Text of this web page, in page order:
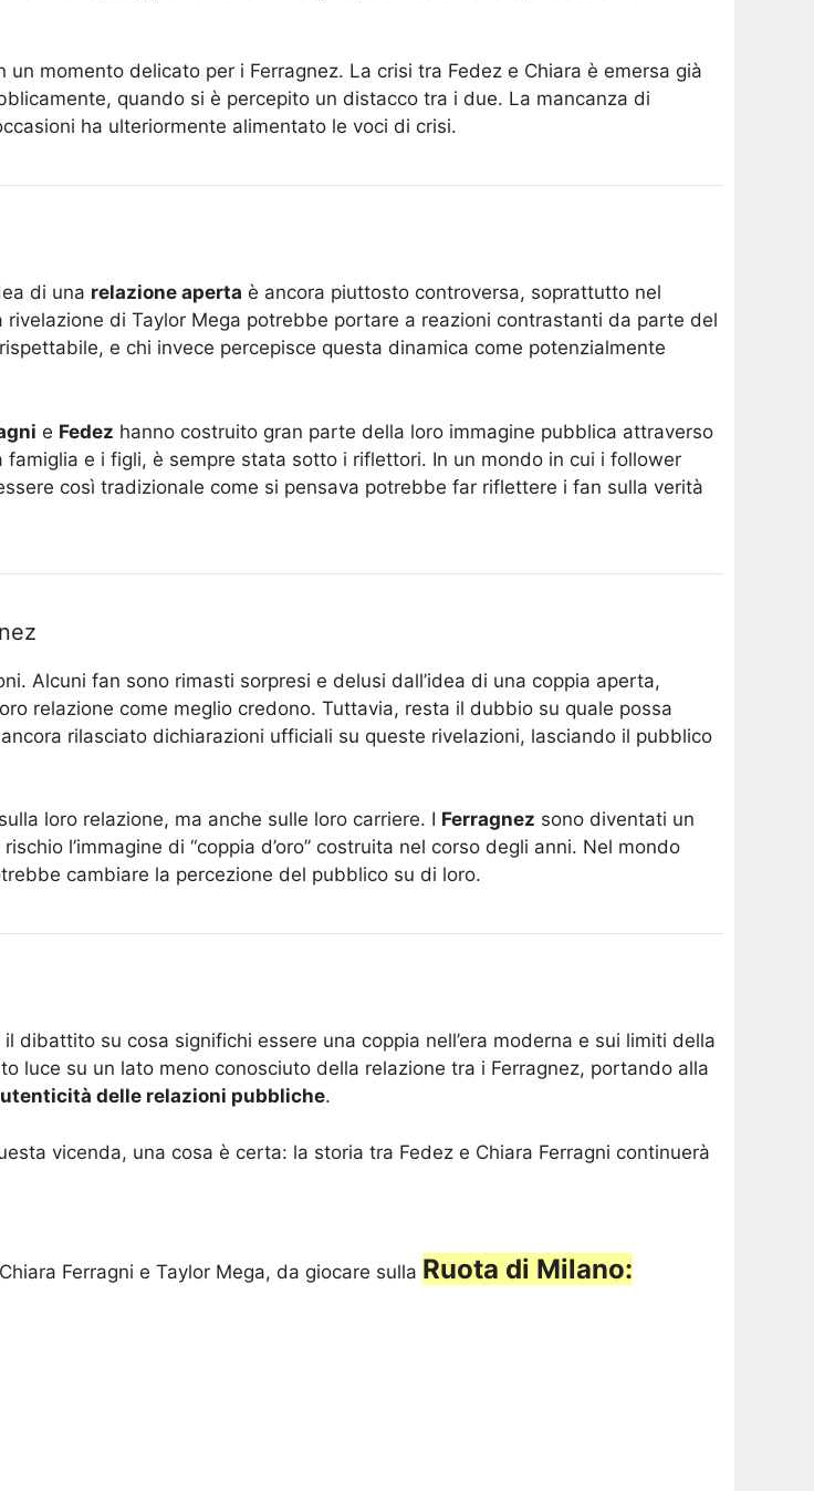
momento delicato per i Ferragnez. La crisi tra Fedez e Chiara è emersa già
quando si è percepito un distacco tra i due. La mancanza di
ha ulteriormente alimentato le voci di crisi.
di una relazione aperta è ancora piuttosto controversa, soprattutto nel
di Taylor Mega potrebbe portare a reazioni contrastanti da parte del
e chi invece percepisce questa dinamica come potenzialmente
e Fedez hanno costruito gran parte della loro immagine pubblica attraverso
e i figli, è sempre stata sotto i riflettori. In un mondo in cui i follower
così tradizionale come si pensava potrebbe far riflettere i fan sulla verità
Alcuni fan sono rimasti sorpresi e delusi dall’idea di una coppia aperta,
relazione come meglio credono. Tuttavia, resta il dubbio su quale possa
rilasciato dichiarazioni ufficiali su queste rivelazioni, lasciando il pubblico
loro relazione, ma anche sulle loro carriere. I Ferragnez sono diventati un
l’immagine di “coppia d’oro” costruita nel corso degli anni. Nel mondo
cambiare la percezione del pubblico su di loro​.
il dibattito su cosa significhi essere una coppia nell’era moderna e sui limiti della
luce su un lato meno conosciuto della relazione tra i Ferragnez, portando alla
delle relazioni pubbliche.
vicenda, una cosa è certa: la storia tra Fedez e Chiara Ferragni continuerà
Ferragni e Taylor Mega, da giocare sulla Ruota di Milano: